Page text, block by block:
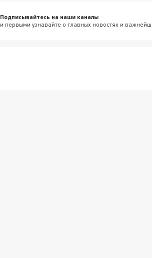
Подписывайтесь на наши каналы
и первыми узнавайте о главных новостях и